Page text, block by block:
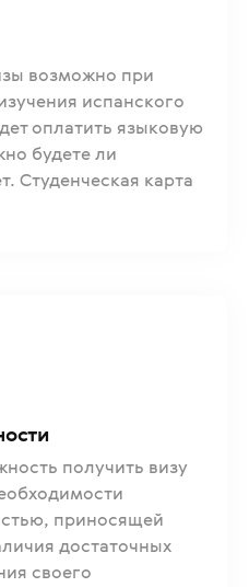
возможно при
испанского
оплатить языковую
будете ли
Студенческая карта
получить визу
приносящей
достаточных
своего